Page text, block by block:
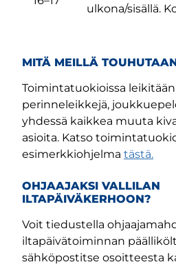
ulkona/sisällä.
MITÄ MEILLÄ
Toimintatuokioissa leikitään
perinneleikkejä,
yhdessä kaikkea muuta
asioita. Katso
esimerkkiohjelma tästä.
OHJAAJAKSI VALLILAN
ILTAPÄIVÄKERHOON?
Voit tiedustella
iltapäivätoiminnan
sähköpostitse osoitteesta
sivu
kanava